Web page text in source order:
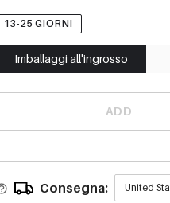
13-25 GIORNI
Imballaggi all'ingrosso
ADD
Consegna: United